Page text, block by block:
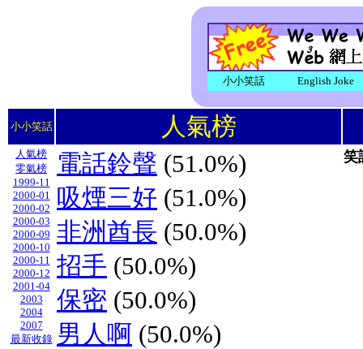
小小笑話 English Joke
小小笑話 人氣榜
人氣榜
零氣榜
1999-11
2000-01
2000-02
2000-03
2000-09
2000-10
2000-11
2000-12
2001-04
2003
2004
2007
最新收錄
電話鈴聲 (51.0%)
吸煙三好 (51.0%)
非洲酋長 (50.0%)
招手 (50.0%)
保密 (50.0%)
男人啊 (50.0%)
笑